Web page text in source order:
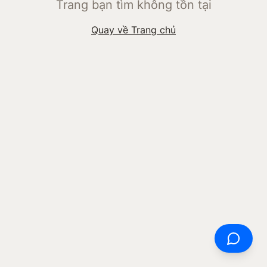
Trang bạn tìm không tồn tại
Quay về Trang chủ